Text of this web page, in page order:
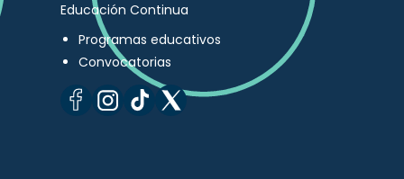
Educación Continua
Programas educativos
Convocatorias